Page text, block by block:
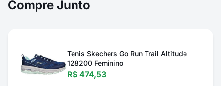
Compre Junto
Tenis Skechers Go Run Trail Altitude
128200 Feminino
R$ 474,53